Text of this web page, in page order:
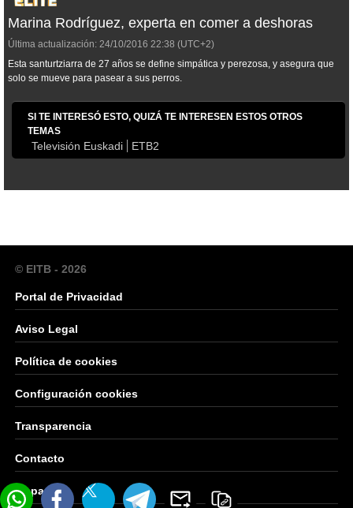
Marina Rodríguez, experta en comer a deshoras
Última actualización: 24/10/2016 22:38 (UTC+2)
Esta santurtziarra de 27 años se define simpática y perezosa, y asegura que
solo se mueve para pasear a sus perros.
SI TE INTERESÓ ESTO, QUIZÁ TE INTERESEN ESTOS OTROS
TEMAS
Televisión Euskadi ETB2
© EITB - 2026
Portal de Privacidad
Aviso Legal
Política de cookies
Configuración cookies
Transparencia
Contacto
Mapa Web